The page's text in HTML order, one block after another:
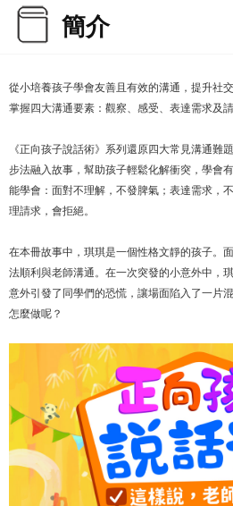
簡介
從小培養孩子學會友善且有效的溝通，提升社交
掌握四大溝通要素：觀察、感受、表達需求及請
《正向孩子說話術》系列還原四大常見溝通難
步法融入故事，幫助孩子輕鬆化解衝突，學會
能學會：面對不理解，不發脾氣；表達需求，
理請求，會拒絕。
在本冊故事中，琪琪是一個性格文靜的孩子。
法順利與老師溝通。在一次突發的小意外中，
意外引發了同學們的恐慌，讓場面陷入了一
怎麼做呢？